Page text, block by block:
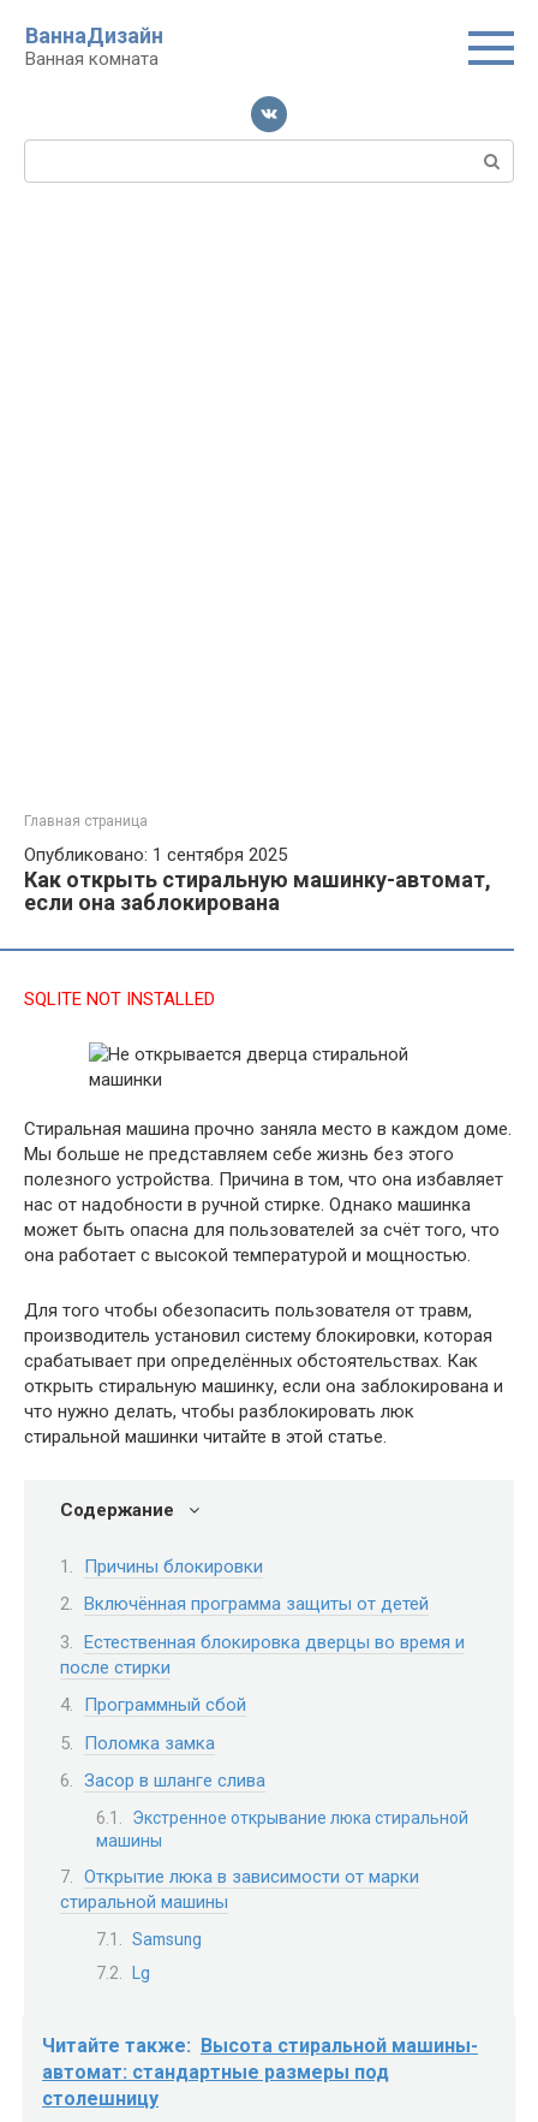
контенту
ВаннаДизайн
Ванная комната
Поиск:
Главная страница
Опубликовано: 1 сентября 2025
Как открыть стиральную машинку-автомат,
если она заблокирована
SQLITE NOT INSTALLED
Стиральная машина прочно заняла место в каждом доме.
Мы больше не представляем себе жизнь без этого
полезного устройства. Причина в том, что она избавляет
нас от надобности в ручной стирке. Однако машинка
может быть опасна для пользователей за счёт того, что
она работает с высокой температурой и мощностью.
Для того чтобы обезопасить пользователя от травм,
производитель установил систему блокировки, которая
срабатывает при определённых обстоятельствах. Как
открыть стиральную машинку, если она заблокирована и
что нужно делать, чтобы разблокировать люк
стиральной машинки читайте в этой статье.
Содержание
Причины блокировки
Включённая программа защиты от детей
Естественная блокировка дверцы во время и
после стирки
Программный сбой
Поломка замка
Засор в шланге слива
Экстренное открывание люка стиральной
машины
Открытие люка в зависимости от марки
стиральной машины
Samsung
Lg
Читайте также: Высота стиральной машины-
автомат: стандартные размеры под
столешницу